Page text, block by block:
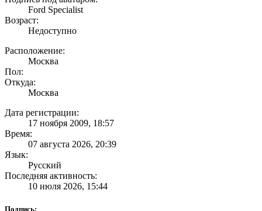
Ford Specialist
Возраст:
Недоступно
Расположение:
Москва
Пол:
Откуда:
Москва
Дата регистрации:
17 ноября 2009, 18:57
Время:
07 августа 2026, 20:39
Язык:
Русский
Последняя активность:
10 июля 2026, 15:44
Подпись: